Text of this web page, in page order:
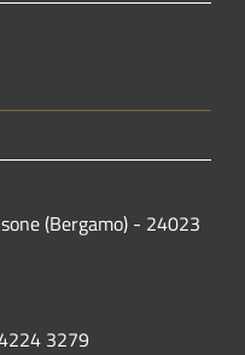
(Bergamo) - 24023
3279